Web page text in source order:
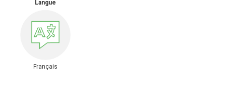
Langue
Français